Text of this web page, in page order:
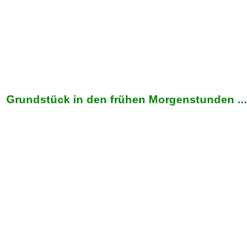
Grundstück in den frühen Morgenstunden ...